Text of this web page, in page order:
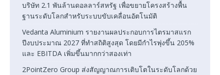
บริษัท 2.1 พันล้านดอลลาร์สหรัฐ เพื่อขยายโครงสร้างพื้น
ฐานระดับโลกสำหรับระบบขับเคลื่อนอัตโนมัติ
Vedanta Aluminium รายงานผลประกอบการไตรมาสแรก
ปีงบประมาณ 2027 ที่ทำสถิติสูงสุด โดยมีกำไรพุ่งขึ้น 205%
และ EBITDA เพิ่มขึ้นมากกว่าสองเท่า
2PointZero Group ส่งสัญญาณการเติบโตในระดับโลกด้วย